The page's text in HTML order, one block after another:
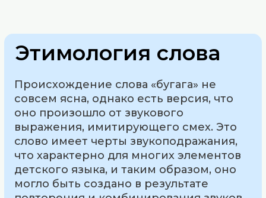
Этимология слова
Происхождение слова «бугага» не
совсем ясна, однако есть версия, что
оно произошло от звукового
выражения, имитирующего смех. Это
слово имеет черты звукоподражания,
что характерно для многих элементов
детского языка, и таким образом, оно
могло быть создано в результате